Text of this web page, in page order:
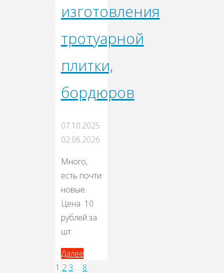
изготовления
тротуарной
плитки,
бордюров
07.10.2025
02.06.2026
Много,
есть почти
новые.
Цена 10
рублей за
шт.
ДалееДалее
1 2 3 … 8